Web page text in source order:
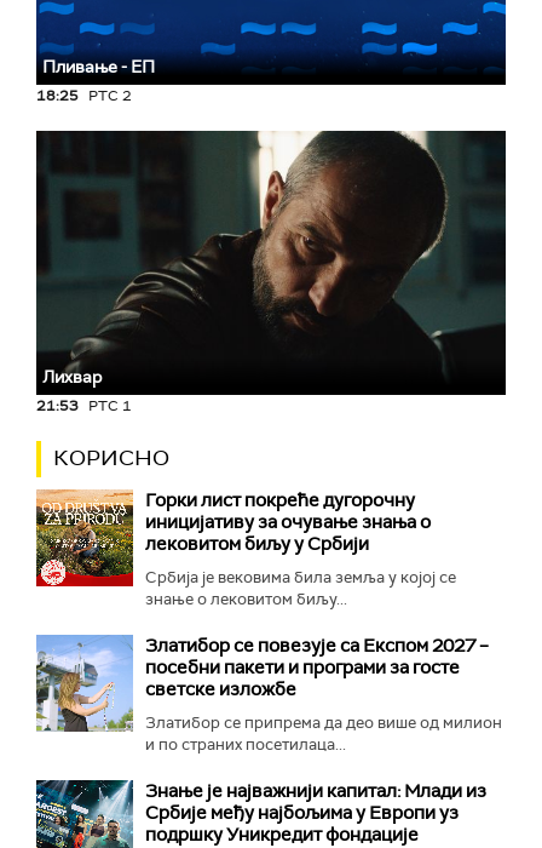
Пливање - ЕП
18:25 РТС 2
Лихвар
21:53 РТС 1
КОРИСНО
Горки лист покреће дугорочну
иницијативу за очување знања о
лековитом биљу у Србији
Србија је вековима била земља у којој се
знање о лековитом биљу...
Златибор се повезује са Експом 2027 –
посебни пакети и програми за госте
светске изложбе
Златибор се припрема да део више од милион
и по страних посетилаца...
Знање је најважнији капитал: Млади из
Србије међу најбољима у Европи уз
подршку Уникредит фондације